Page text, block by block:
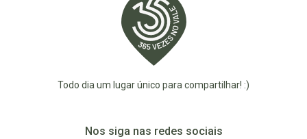
Todo dia um lugar único para compartilhar! :)
Nos siga nas redes sociais